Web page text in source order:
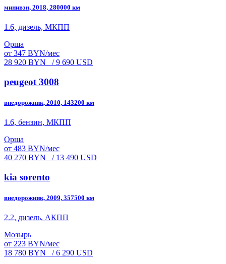
минивэн, 2018, 280000 км
1.6, дизель, МКПП
Орша
от 347 BYN/мес
28 920 BYN
/ 9 690 USD
peugeot 3008
внедорожник, 2010, 143200 км
1.6, бензин, МКПП
Орша
от 483 BYN/мес
40 270 BYN
/ 13 490 USD
kia sorento
внедорожник, 2009, 357500 км
2.2, дизель, АКПП
Мозырь
от 223 BYN/мес
18 780 BYN
/ 6 290 USD